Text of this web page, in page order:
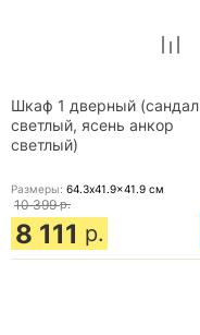
Шкаф 1 дверный (сандал
светлый, ясень анкор
светлый)
Размеры: 64.3x41.9x41.9 см
10 399 р.
8 111 р.